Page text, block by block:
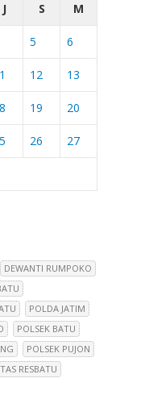
J S M
5 6
12 13
19 20
26 27
DEWANTI RUMPOKO
POLDA JATIM
POLSEK BATU
POLSEK PUJON
RESBATU